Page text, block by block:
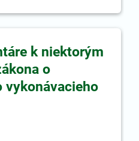
k niektorým
o
vykonávacieho